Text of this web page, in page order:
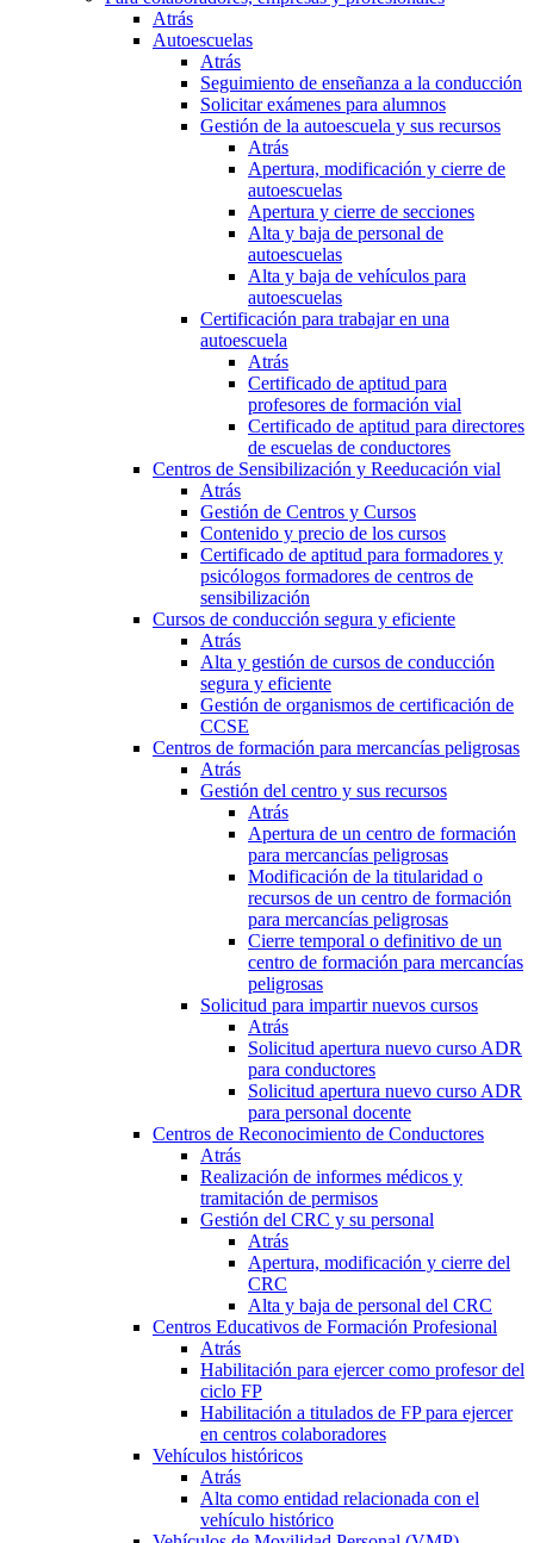
Atrás
Autoescuelas
Atrás
Seguimiento de enseñanza a la conducción
Solicitar exámenes para alumnos
Gestión de la autoescuela y sus recursos
Atrás
Apertura, modificación y cierre de
autoescuelas
Apertura y cierre de secciones
Alta y baja de personal de
autoescuelas
Alta y baja de vehículos para
autoescuelas
Certificación para trabajar en una
autoescuela
Atrás
Certificado de aptitud para
profesores de formación vial
Certificado de aptitud para directores
de escuelas de conductores
Centros de Sensibilización y Reeducación vial
Atrás
Gestión de Centros y Cursos
Contenido y precio de los cursos
Certificado de aptitud para formadores y
psicólogos formadores de centros de
sensibilización
Cursos de conducción segura y eficiente
Atrás
Alta y gestión de cursos de conducción
segura y eficiente
Gestión de organismos de certificación de
CCSE
Centros de formación para mercancías peligrosas
Atrás
Gestión del centro y sus recursos
Atrás
Apertura de un centro de formación
para mercancías peligrosas
Modificación de la titularidad o
recursos de un centro de formación
para mercancías peligrosas
Cierre temporal o definitivo de un
centro de formación para mercancías
peligrosas
Solicitud para impartir nuevos cursos
Atrás
Solicitud apertura nuevo curso ADR
para conductores
Solicitud apertura nuevo curso ADR
para personal docente
Centros de Reconocimiento de Conductores
Atrás
Realización de informes médicos y
tramitación de permisos
Gestión del CRC y su personal
Atrás
Apertura, modificación y cierre del
CRC
Alta y baja de personal del CRC
Centros Educativos de Formación Profesional
Atrás
Habilitación para ejercer como profesor del
ciclo FP
Habilitación a titulados de FP para ejercer
en centros colaboradores
Vehículos históricos
Atrás
Alta como entidad relacionada con el
vehículo histórico